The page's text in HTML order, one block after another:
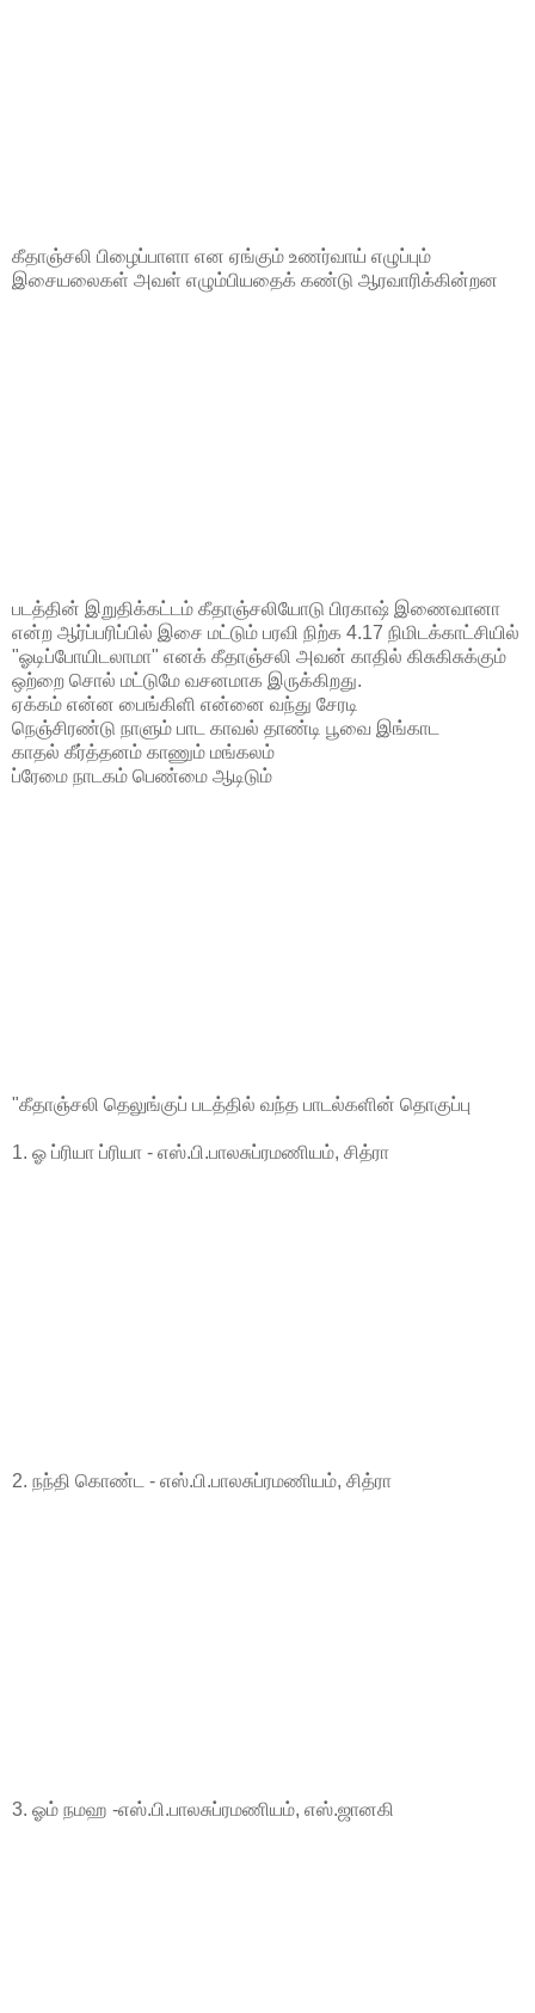
கீதாஞ்சலி பிழைப்பாளா என ஏங்கும் உணர்வாய் எழுப்பும்
இசையலைகள் அவள் எழும்பியதைக் கண்டு ஆரவாரிக்கின்றன
படத்தின் இறுதிக்கட்டம் கீதாஞ்சலியோடு பிரகாஷ் இணைவானா
என்ற ஆர்ப்பரிப்பில் இசை மட்டும் பரவி நிற்க 4.17 நிமிடக்காட்சியில்
"ஓடிப்போயிடலாமா" எனக் கீதாஞ்சலி அவன் காதில் கிசுகிசுக்கும்
ஒற்றை சொல் மட்டுமே வசனமாக இருக்கிறது.
ஏக்கம் என்ன பைங்கிளி என்னை வந்து சேரடி
நெஞ்சிரண்டு நாளும் பாட காவல் தாண்டி பூவை இங்காட
காதல் கீர்த்தனம் காணும் மங்கலம்
ப்ரேமை நாடகம் பெண்மை ஆடிடும்
"கீதாஞ்சலி தெலுங்குப் படத்தில் வந்த பாடல்களின் தொகுப்பு
1. ஓ ப்ரியா ப்ரியா - எஸ்.பி.பாலசுப்ரமணியம், சித்ரா
2. நந்தி கொண்ட - எஸ்.பி.பாலசுப்ரமணியம், சித்ரா
3. ஓம் நமஹ -எஸ்.பி.பாலசுப்ரமணியம், எஸ்.ஜானகி